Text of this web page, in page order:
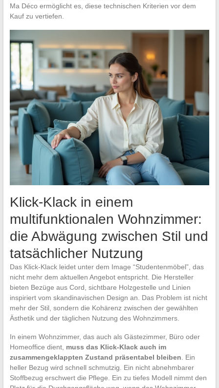
Ma Déco ermöglicht es, diese technischen Kriterien vor dem
Kauf zu vertiefen.
Klick-Klack in einem
multifunktionalen Wohnzimmer:
die Abwägung zwischen Stil und
tatsächlicher Nutzung
Das Klick-Klack leidet unter dem Image “Studentenmöbel”, das
nicht mehr dem aktuellen Angebot entspricht. Die Hersteller
bieten Bezüge aus Cord, sichtbare Holzgestelle und Linien
inspiriert vom skandinavischen Design an. Das Problem ist nicht
mehr der Stil, sondern die Kohärenz zwischen der gewählten
Ästhetik und der täglichen Nutzung des Wohnzimmers.
In einem Wohnzimmer, das auch als Gästezimmer, Büro oder
Homeoffice dient, muss das Klick-Klack auch im
zusammengeklappten Zustand präsentabel bleiben . Ein
heller Bezug wird schnell schmutzig. Ein nicht abnehmbarer
Stoffbezug erschwert die Pflege. Ein zu tiefes Modell nimmt den